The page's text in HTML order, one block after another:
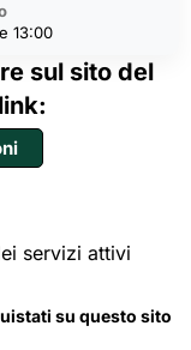
13:00
sul sito del
servizi attivi
su questo sito